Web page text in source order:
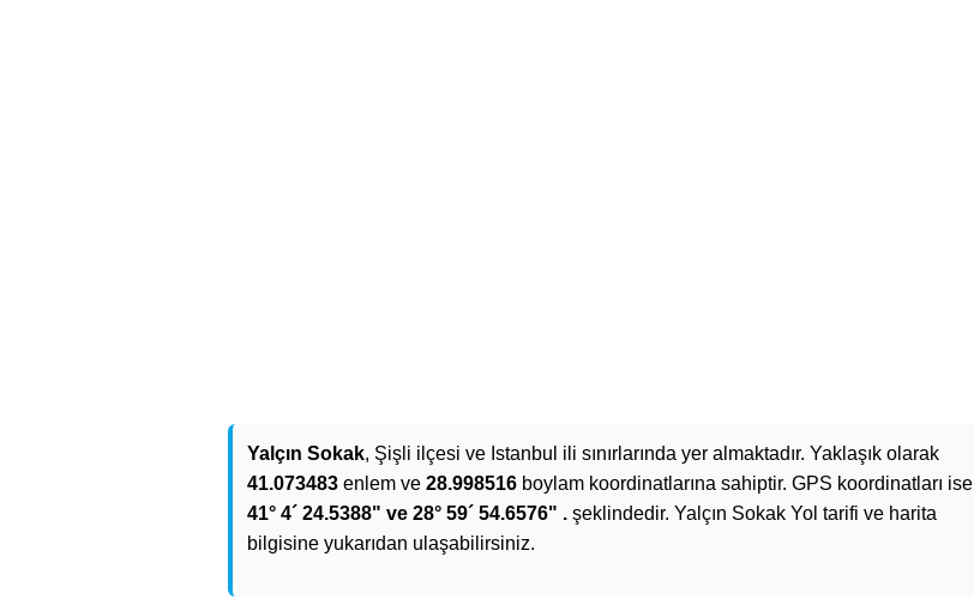
Yalçın Sokak, Şişli ilçesi ve Istanbul ili sınırlarında yer almaktadır. Yaklaşık olarak
41.073483 enlem ve 28.998516 boylam koordinatlarına sahiptir. GPS koordinatları ise
41° 4´ 24.5388" ve 28° 59´ 54.6576" . şeklindedir. Yalçın Sokak Yol tarifi ve harita
bilgisine yukarıdan ulaşabilirsiniz.